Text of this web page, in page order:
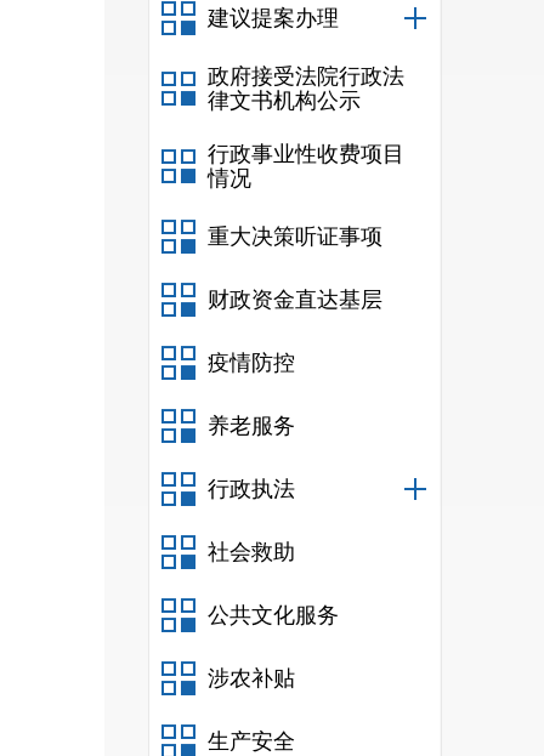
建议提案办理
政府接受法院行政法
律文书机构公示
行政事业性收费项目
情况
重大决策听证事项
财政资金直达基层
疫情防控
养老服务
行政执法
社会救助
公共文化服务
涉农补贴
生产安全